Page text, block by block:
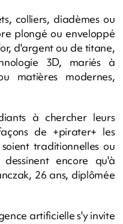
colliers, diadèmes ou
plongé ou enveloppé
d'argent ou de titane,
3D, mariés à
matières modernes,
à chercher leurs
de +pirater+ les
traditionnelles ou
encore qu'à
26 ans, diplômée
artificielle s'y invite